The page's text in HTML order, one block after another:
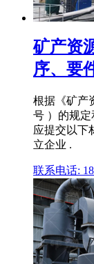
矿产资
序、要
根据《矿产
号 ）的规
应提交以下
立企业 .
联系电话: